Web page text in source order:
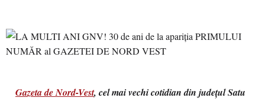
Gazeta de Nord-Vest, cel mai vechi cotidian din judeţul Satu